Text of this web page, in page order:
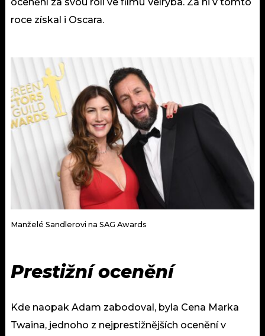
roce získal i Oscara.
Manželé Sandlerovi na SAG Awards
Prestižní ocenění
Kde naopak Adam zabodoval, byla Cena Marka
Twaina, jednoho z nejprestižnějších ocenění v